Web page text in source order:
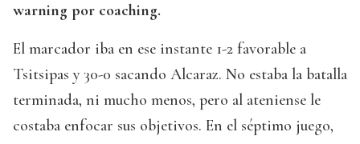
warning por coaching.
El marcador iba en ese instante 1-2 favorable a
Tsitsipas y 30-0 sacando Alcaraz. No estaba la batalla
terminada, ni mucho menos, pero al ateniense le
costaba enfocar sus objetivos. En el séptimo juego,